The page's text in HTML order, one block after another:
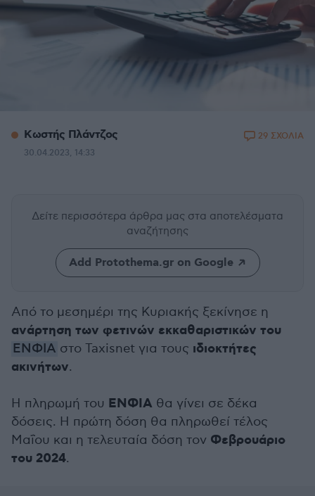
Κωστής Πλάντζος
30.04.2023, 14:33
29 ΣΧΟΛΙΑ
Δείτε περισσότερα άρθρα μας στα αποτελέσματα
αναζήτησης
Add Protothema.gr on Google
Από το μεσημέρι της Κυριακής ξεκίνησε η
ανάρτηση των φετινών εκκαθαριστικών του
ΕΝΦΙA στο Taxisnet για τους ιδιοκτήτες
ακινήτων.
Η πληρωμή του ΕΝΦΙΑ θα γίνει σε δέκα
δόσεις. Η πρώτη δόση θα πληρωθεί τέλος
Μαΐου και η τελευταία δόση τον Φεβρουάριο
του 2024.